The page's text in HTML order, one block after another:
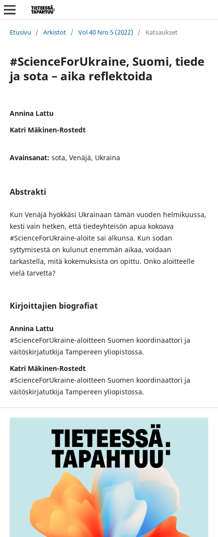
Etusivu / Arkistot / Vol 40 Nro 5 (2022) / Katsaukset
#ScienceForUkraine, Suomi, tiede
ja sota – aika reflektoida
Annina Lattu
Katri Mäkinen-Rostedt
Avainsanat: sota, Venäjä, Ukraina
Abstrakti
Kun Venäjä hyökkäsi Ukrainaan tämän vuoden helmikuussa,
kesti vain hetken, että tiedeyhteisön apua kokoava
#ScienceForUkraine-aloite sai alkunsa. Kun sodan
syttymisestä on kulunut enemmän aikaa, voidaan
tarkastella, mitä kokemuksista on opittu. Onko aloitteelle
vielä tarvetta?
Kirjoittajien biografiat
Annina Lattu
#ScienceForUkraine-aloitteen Suomen koordinaattori ja
väitöskirjatutkija Tampereen yliopistossa.
Katri Mäkinen-Rostedt
#ScienceForUkraine-aloitteen Suomen koordinaattori ja
väitöskirjatutkija Tampereen yliopistossa.